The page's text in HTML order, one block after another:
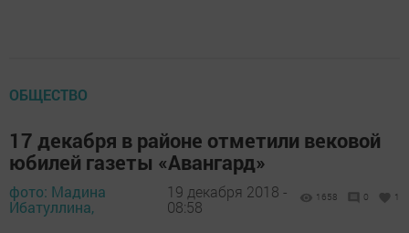
ОБЩЕСТВО
17 декабря в районе отметили вековой
юбилей газеты «Авангард»
фото: Мадина
Ибатуллина,
19 декабря 2018 -
08:58
1658 0 1